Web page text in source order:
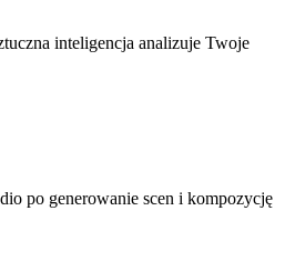
inteligencja analizuje Twoje
po generowanie scen i kompozycję